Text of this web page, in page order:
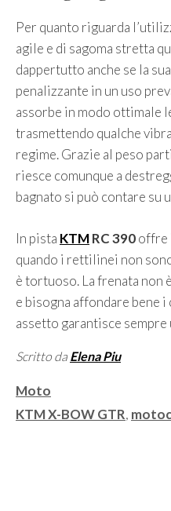
Per quanto riguarda
agile e di sagoma stretta
dappertutto anche se la
penalizzante in un uso
assorbe in modo ottimale
trasmettendo qualche
regime. Grazie al peso
riesce comunque a
bagnato si può contare su
In pista KTMRC 390offre
quando i rettilinei non
è tortuoso. La frenata non
e bisogna affondare bene i
assetto garantisce
Scritto da Elena Piu
Categorie
Moto
Tag
KTM X-BOW GTR,